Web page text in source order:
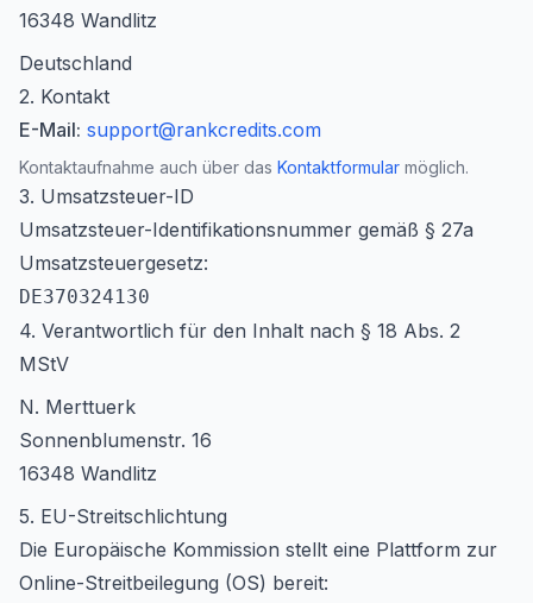
16348 Wandlitz
Deutschland
2. Kontakt
E-Mail: support@rankcredits.com
Kontaktaufnahme auch über das Kontaktformular möglich.
3. Umsatzsteuer-ID
Umsatzsteuer-Identifikationsnummer gemäß § 27a
Umsatzsteuergesetz:
DE370324130
4. Verantwortlich für den Inhalt nach § 18 Abs. 2
MStV
N. Merttuerk
Sonnenblumenstr. 16
16348 Wandlitz
5. EU-Streitschlichtung
Die Europäische Kommission stellt eine Plattform zur
Online-Streitbeilegung (OS) bereit: